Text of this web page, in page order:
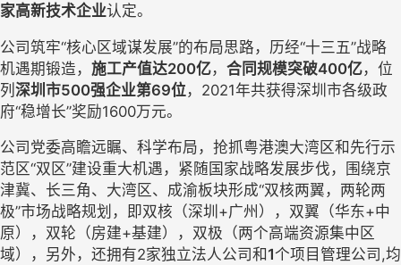
家高新技术企业认定。
公司筑牢“核心区域谋发展”的布局思路，历经“十三五”战略
机遇期锻造， 施工产值达200亿， 合同规模突破400亿，位
列 深圳市500强企业第69位 ，2021年共获得深圳市各级政
府“稳增长”奖励1600万元。
公司党委高瞻远瞩、科学布局，抢抓粤港澳大湾区和先行示
范区“双区”建设重大机遇， 紧随国家战略发展步伐，围绕京
津冀、长三角、大湾区、成渝板块形成“双核两翼，两轮两
极”市场战略规划，即双核（深圳+广州），双翼（华东+中
原），双轮（房建+基建），双极（两个高端资源集中区
域），另外，还拥有2家独立法人公司和 1个项目管理公司,均